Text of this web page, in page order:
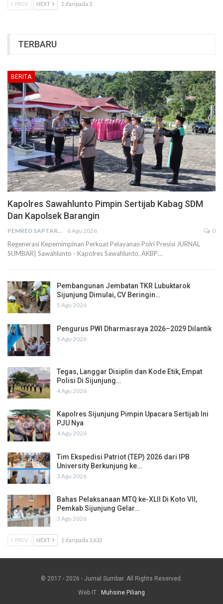
PREV NEXT 1 daripada 2
TERBARU
BERITA
Kapolres Sawahlunto Pimpin Sertijab Kabag SDM
Dan Kapolsek Barangin
PEMRED SAPTARIUS 6 Agu 2026 0
Regenerasi Kepemimpinan Perkuat Pelayanan Polri Presisi JURNAL
SUMBAR| Sawahlunto - Kapolres Sawahlunto, AKBP…
Pembangunan Jembatan TKR Lubuktarok
Sijunjung Dimulai, CV Beringin…
5 Agu 2026
Pengurus PWI Dharmasraya 2026–2029 Dilantik
5 Agu 2026
Tegas, Langgar Disiplin dan Kode Etik, Empat
Polisi Di Sijunjung…
4 Agu 2026
Kapolres Sijunjung Pimpin Upacara Sertijab Ini
PJU Nya
4 Agu 2026
Tim Ekspedisi Patriot (TEP) 2026 dari IPB
University Berkunjung ke…
3 Agu 2026
Bahas Pelaksanaan MTQ ke-XLII Di Koto VII,
Pemkab Sijunjung Gelar…
3 Agu 2026
PREV NEXT 1 daripada 2,632
© 2017 - 2026 - Jurnal Sumbar. All Rights Reserved.
Web IT : Muhsine Piliang